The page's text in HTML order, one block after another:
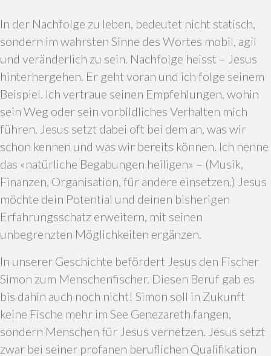
In der Nachfolge zu leben, bedeutet nicht statisch,
sondern im wahrsten Sinne des Wortes mobil, agil
und veränderlich zu sein. Nachfolge heisst – Jesus
hinterhergehen. Er geht voran und ich folge seinem
Beispiel. Ich vertraue seinen Empfehlungen, wohin
sein Weg oder sein vorbildliches Verhalten mich
führen. Jesus setzt dabei oft bei dem an, was wir
schon kennen und was wir bereits können. Ich nenne
das «natürliche Begabungen heiligen» – (Musik,
Finanzen, Organisation, für andere einsetzen.) Jesus
möchte dein Potential und deinen bisherigen
Erfahrungsschatz erweitern, mit seinen
unbegrenzten Möglichkeiten ergänzen.
In unserer Geschichte befördert Jesus den Fischer
Simon zum Menschenfischer. Diesen Beruf gab es
bis dahin auch noch nicht! Simon soll in Zukunft
keine Fische mehr im See Genezareth fangen,
sondern Menschen für Jesus vernetzen. Jesus setzt
zwar bei seiner profanen beruflichen Qualifikation